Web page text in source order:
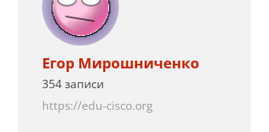
Егор Мирошниченко
354 записи
https://edu-cisco.org